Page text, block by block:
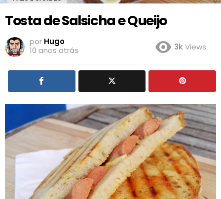
Tosta de Salsicha e Queijo
por Hugo
10 anos atrás
3kViews